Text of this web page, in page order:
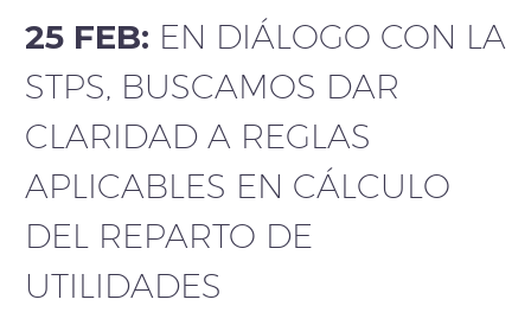
25 FEB: EN DIÁLOGO CON LA
STPS, BUSCAMOS DAR
CLARIDAD A REGLAS
APLICABLES EN CÁLCULO
DEL REPARTO DE
UTILIDADES